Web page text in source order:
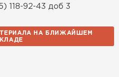
118-92-43 доб 3
НА БЛИЖАЙШЕМ